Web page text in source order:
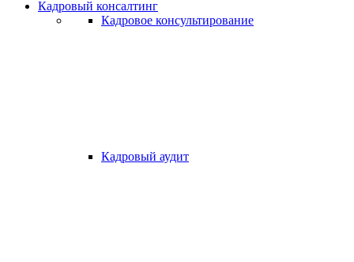
Кадровый консалтинг
Кадровое консультирование
Кадровый аудит